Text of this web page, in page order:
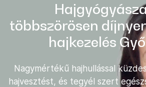
többszörösen
hajkezelés
Nagymértékű hajhullással
hajvesztést, és tegyél szert